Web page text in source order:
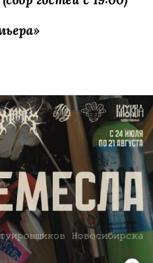
лирикой.
гостей с 19:00)